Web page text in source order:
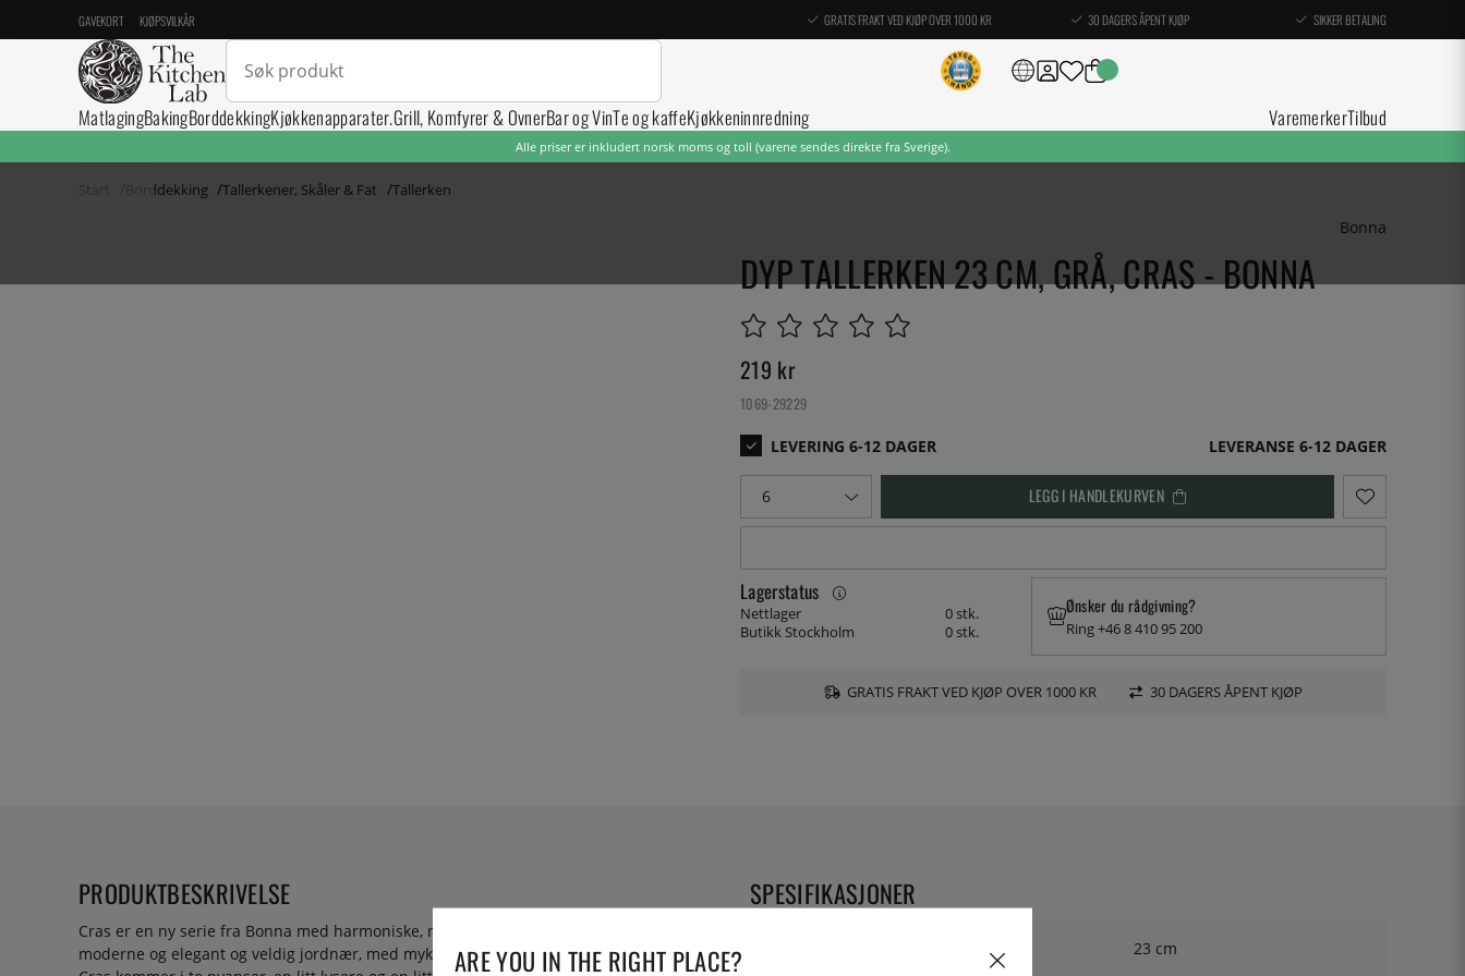
GAVEKORT KJØPSVILKÅR GRATIS FRAKT VED KJØP OVER 1000 KR 30 DAGERS ÅPENT KJØP SIKKER BETALING
MatlagingBakingBorddekkingKjøkkenapparater.Grill, Komfyrer & OvnerBar og VinTe og kaffeKjøkkeninnredning VaremerkerTilbud
Alle priser er inkludert norsk moms og toll (varene sendes direkte fra Sverige).
Start Borddekking Tallerkener, Skåler & Fat Tallerken
Bonna
DYP TALLERKEN 23 CM, GRÅ, CRAS - BONNA
219 kr
1069-29229
LEVERANSE 6-12 DAGER
LEGG I HANDLEKURVEN
Lagerstatus
Nettlager
0 stk.
Butikk Stockholm
0 stk.
Ønsker du rådgivning?
Ring +46 8 410 95 200
GRATIS FRAKT VED KJØP OVER 1000 KR 30 DAGERS ÅPENT KJØP
PRODUKTBESKRIVELSE
Cras er en ny serie fra Bonna med harmoniske, naturlige linjer og farger. Den er
moderne og elegant og veldig jordnær, med myke, lekne kanter som får sitt eget liv.
SPESIFIKASJONER
23 cm
ARE YOU IN THE RIGHT PLACE?